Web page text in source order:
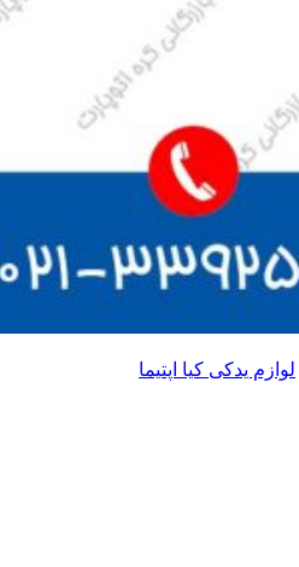
لوازم یدکی کیا اپتیما